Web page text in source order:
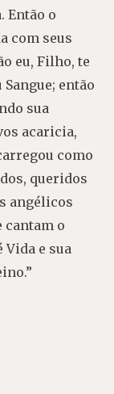
Então o
com seus
eu, Filho, te
então
sua
acaricia,
como
queridos
angélicos
cantam o
Vida e sua